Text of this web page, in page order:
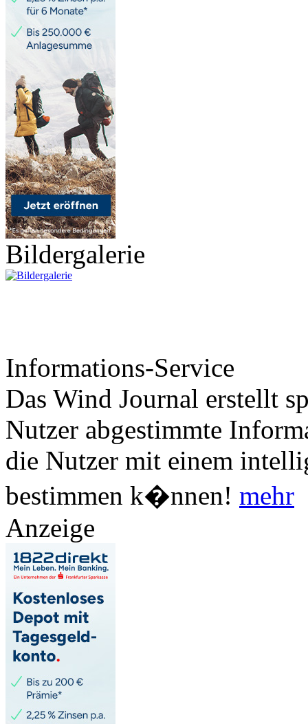
Bildergalerie
Informations-Service
Das Wind Journal erstellt
Nutzer abgestimmte
die Nutzer mit einem
bestimmen k�nnen! mehr
Anzeige